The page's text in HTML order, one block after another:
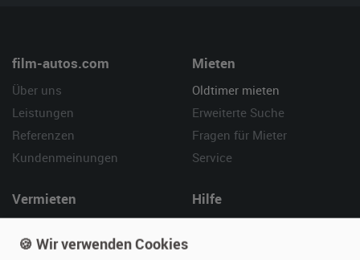
film-autos.com
Über uns
Leistungen
Referenzen
Kundenmeinungen
Mieten
Oldtimer mieten
Erweiterte Suche
Fragen für Mieter
Service
Vermieten
Fotos senden
Hilfe
🍪 Wir verwenden Cookies